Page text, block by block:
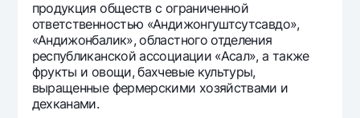
Часто задаваемые вопросы
Ищите по сайту
продукция обществ с ограниченной
ответственностью «Андижонгуштсутсавдо»,
«Андижонбалик», областного отделения
республиканской ассоциации «Асал», а также
фрукты и овощи, бахчевые культуры,
выращенные фермерскими хозяйствами и
дехканами.